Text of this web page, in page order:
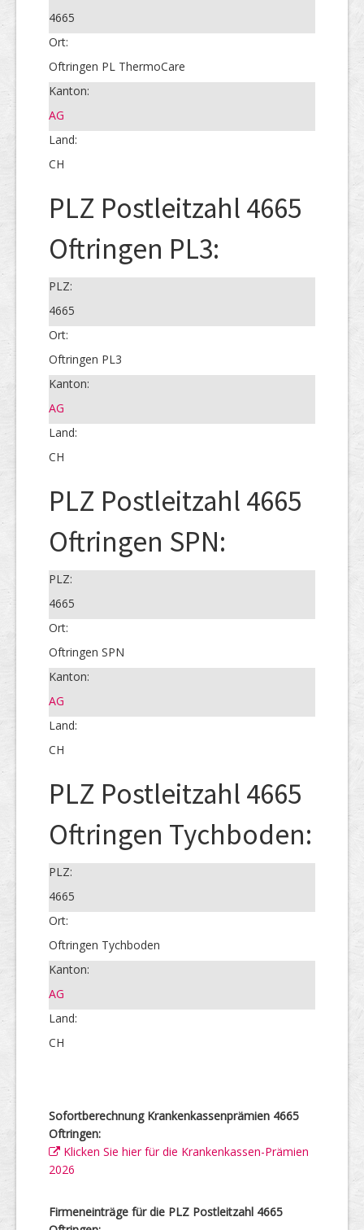
4665
Ort:
Oftringen PL ThermoCare
Kanton:
AG
Land:
CH
PLZ Postleitzahl 4665
Oftringen PL3:
PLZ:
4665
Ort:
Oftringen PL3
Kanton:
AG
Land:
CH
PLZ Postleitzahl 4665
Oftringen SPN:
PLZ:
4665
Ort:
Oftringen SPN
Kanton:
AG
Land:
CH
PLZ Postleitzahl 4665
Oftringen Tychboden:
PLZ:
4665
Ort:
Oftringen Tychboden
Kanton:
AG
Land:
CH
Sofortberechnung Krankenkassenprämien 4665
Oftringen:
Klicken Sie hier für die Krankenkassen-Prämien
2026
Firmeneinträge für die PLZ Postleitzahl 4665